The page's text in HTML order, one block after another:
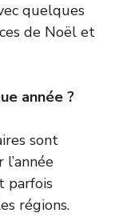
quelques
de Noël et
année ?
sont
parfois
régions.